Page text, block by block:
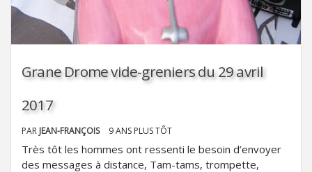
Grane Drome vide-greniers du 29 avril
2017
PAR JEAN-FRANÇOIS 9 ANS PLUS TÔT
Très tôt les hommes ont ressenti le besoin d’envoyer
des messages à distance, Tam-tams, trompette,